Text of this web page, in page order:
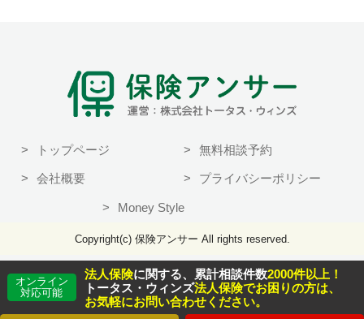
トップページ 無料相談予約
会社概要 プライバシーポリシー
Money Style
Copyright(c) 保険アンサー All rights reserved.
オンライン
対応可能
法人保険に関する、累計相談件数2000件以上！
トータス・ウィンズ法人保険でお困りの方は、
お気軽にお問い合わせください。